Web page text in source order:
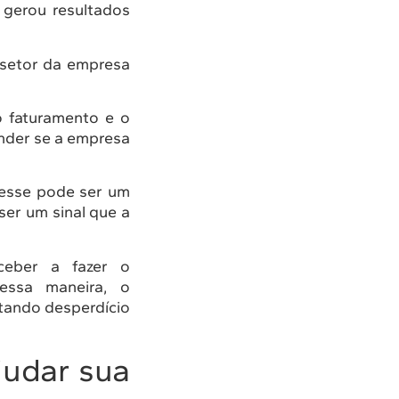
resultados
da empresa
faturamento e o
se a empresa
pode ser um
um sinal que a
a fazer o
maneira, o
desperdício
sua